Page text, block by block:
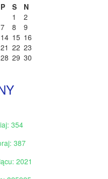
P S
N
1
2
7 8
9
14 15 16
21 22 23
28 29 30
354
387
2021